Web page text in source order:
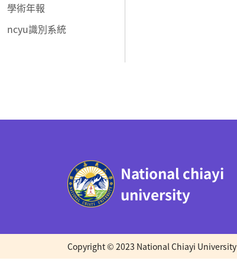
學術年報
ncyu識別系統
National chiayi
university
Copyright © 2023 National Chiayi University